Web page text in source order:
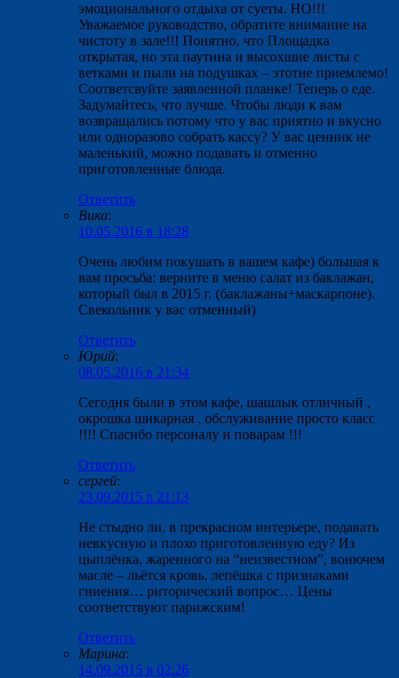
эмоционального отдыха от суеты. НО!!!
Уважаемое руководство, обратите внимание на
чистоту в зале!!! Понятно, что Площадка
открытая, но эта паутина и высохшие листы с
ветками и пыли на подушках – этотне приемлемо!
Соответсвуйте заявленной планке! Теперь о еде.
Задумайтесь, что лучше. Чтобы люди к вам
возвращались потому что у вас приятно и вкусно
или одноразово собрать кассу? У вас ценник не
маленький, можно подавать и отменно
приготовленные блюда.
Ответить
Вика:
10.05.2016 в 18:28
Очень любим покушать в вашем кафе) большая к
вам просьба: верните в меню салат из баклажан,
который был в 2015 г. (баклажаны+маскарпоне).
Свекольник у вас отменный)
Ответить
Юрий:
08.05.2016 в 21:34
Сегодня были в этом кафе, шашлык отличный ,
окрошка шикарная , обслуживание просто класс
!!!! Спасибо персоналу и поварам !!!
Ответить
сергей:
23.09.2015 в 21:13
Не стыдно ли, в прекрасном интерьере, подавать
невкусную и плохо приготовленную еду? Из
цыплёнка, жаренного на “неизвестном”, вонючем
масле – льётся кровь, лепёшка с признаками
гниения… риторический вопрос… Цены
соответствуют парижским!
Ответить
Марина:
14.09.2015 в 02:26